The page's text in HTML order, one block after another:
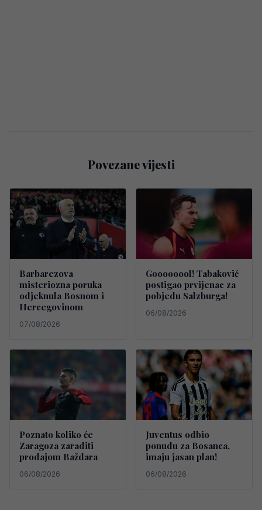
Povezane vijesti
Barbarezova
misteriozna poruka
odjeknula Bosnom i
Hercegovinom
07/08/2026
Goooooool! Tabaković
postigao prvijenac za
pobjedu Salzburga!
06/08/2026
Poznato koliko će
Zaragoza zaraditi
prodajom Baždara
06/08/2026
Juventus odbio
ponudu za Bosanca,
imaju jasan plan!
06/08/2026